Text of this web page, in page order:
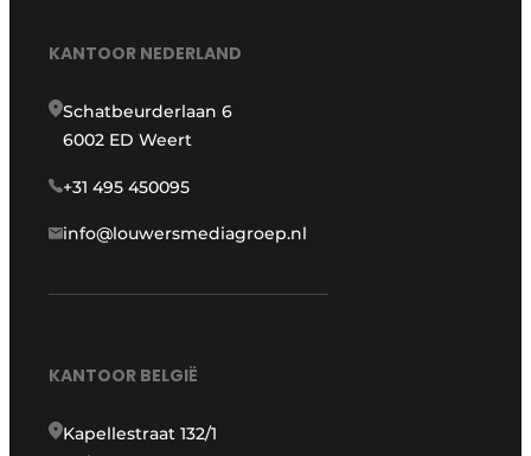
KANTOOR NEDERLAND
Schatbeurderlaan 6
6002 ED Weert
+31 495 450095
info@louwersmediagroep.nl
KANTOOR BELGIË
Kapellestraat 132/1